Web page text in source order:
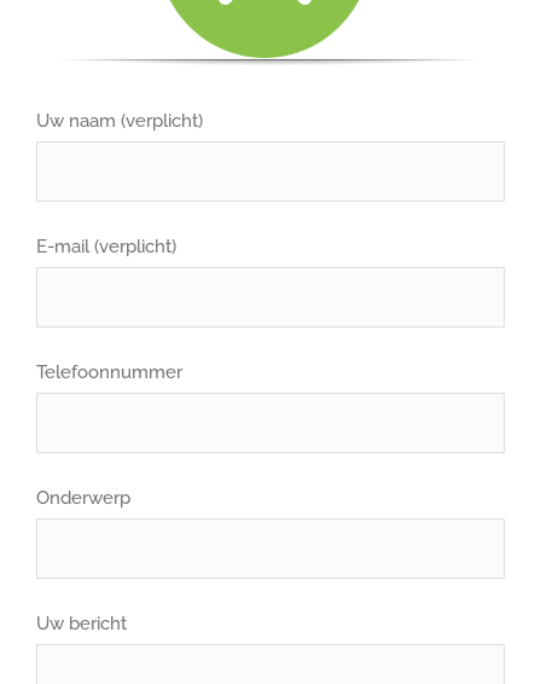
Uw naam (verplicht)
E-mail (verplicht)
Telefoonnummer
Onderwerp
Uw bericht